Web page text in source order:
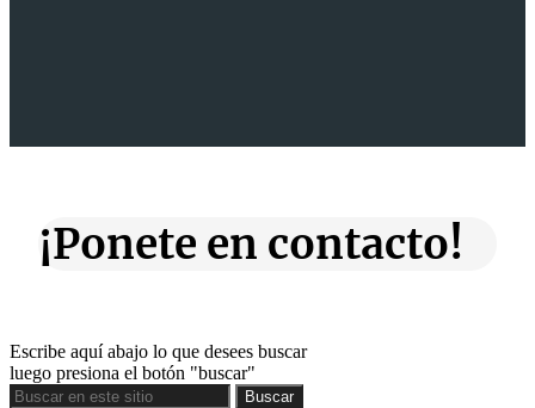
¡Ponete en contacto!
Escribe aquí abajo lo que desees buscar
luego presiona el botón "buscar"
Buscar
Buscar